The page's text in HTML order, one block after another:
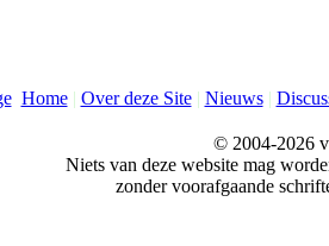
Home| Over deze Site| Nieuws|
© 2004-2026
Niets van deze website mag
zonder voorafgaande